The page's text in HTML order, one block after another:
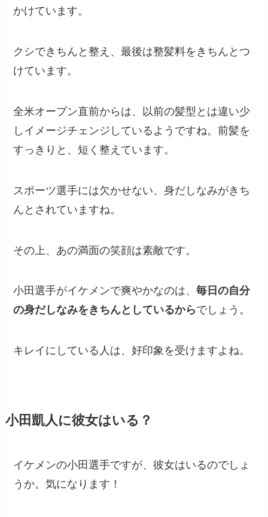
かけています。
クシできちんと整え、最後は整髪料をきちんとつ
けています。
全米オープン直前からは、以前の髪型とは違い少
しイメージチェンジしているようですね。前髪を
すっきりと、短く整えています。
スポーツ選手には欠かせない、身だしなみがきち
んとされていますね。
その上、あの満面の笑顔は素敵です。
小田選手がイケメンで爽やかなのは、毎日の自分
の身だしなみをきちんとしているからでしょう。
キレイにしている人は、好印象を受けますよね。
小田凱人に彼女はいる？
イケメンの小田選手ですが、彼女はいるのでしょ
うか。気になります！